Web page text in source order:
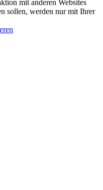
mit anderen Websites
sollen, werden nur mit Ihrer